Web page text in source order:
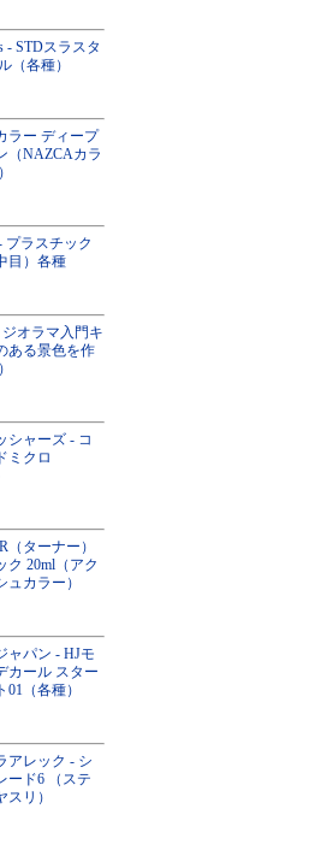
- STDスラスタ
（各種）
ラー ディープ
（NAZCAカラ
プラスチック
目）各種
オラマ入門キ
ある景色を作
シャーズ - コ
ミクロ
（ターナー）
ク 20ml（アク
ュカラー）
ャパン - HJモ
カール スター
01（各種）
アレック - シ
ード6 （ステ
スリ）